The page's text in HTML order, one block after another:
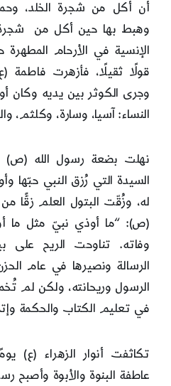
أن أكل من شجرة الخلد،
وهبط بها حين أكل من
الإنسية في الأرحام
قولًا ثقيلًا، فأزهرت فاطمة
وجرى الكوثر بين يديه وكان
النساء: آسيا، وسارة، وكلثم،
نهلت بضعة رسول الله (ص)
السيدة التي رُزق النبي حبّها
له، وزُقّت البتول العلم زقًّا
(ص): “ما أوذي نبيّ مثل ما
وفاته. تناوحت الريح على
الرسالة ونصيرها في عام
الرسول وريحانته، ولكن لم
في تعليم الكتاب والحكمة
تكاثفت أنوار الزهراء (ع)
عاطفة البنوة والأبوة